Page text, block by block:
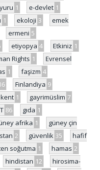
1 e-devlet 1
1 ekoloji 3
emek
ermeni 5
etiyopya 4 Etkiniz 1
Rights 1
Evrensel
1 faşizm 4
Finlandiya 9
1 gayrimüslim 7
86 gıda 1
afrika 1
güney çin
2 güvenlik 35
hafif
soğutma 1 hamas 2
hindistan 12
hirosima-